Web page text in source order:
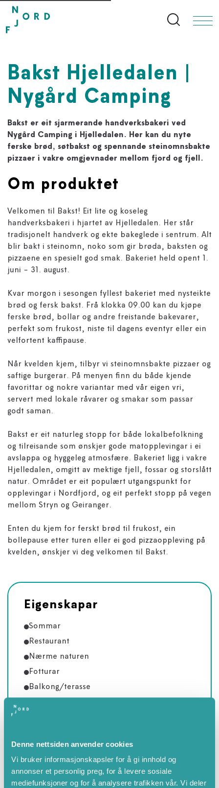
Denne nettsiden anvender cookies
Vi bruker informasjonskapsler for å gi innhold og
annonser et personlig preg, for å levere sosiale
mediefunksjoner og for å analysere trafikken vår. Vi deler
Search
Bakst Hjelledalen |
Nygård Camping
Bakst er eit sjarmerande handverksbakeri ved
Nygård Camping i Hjelledalen. Her kan du nyte
ferske brød, søtbakst og spennande steinomnsbakte
pizzaer i vakre omgjevnader mellom fjord og fjell.
Om produktet
Velkomen til Bakst! Eit lite og koseleg
handverksbakeri i hjartet av Hjelledalen. Her står
tradisjonelt handverk og ekte bakeglede i sentrum. Alt
blir bakt i steinomn, noko som gir brøda, baksten og
pizzaene en spesielt god smak. Bakeriet held opent 1.
juni - 31. august.
Kvar morgon i sesongen fyllest bakeriet med nysteikte
brød og fersk bakst. Frå klokka 09.00 kan du kjøpe
ferske brød, bollar og andre freistande bakevarer,
perfekt som frukost, niste til dagens eventyr eller ein
velfortent kaffipause.
Når kvelden kjem, tilbyr vi steinomnsbakte pizzaer og
saftige burgerar. På menyen finn du både kjende
favorittar og nokre variantar med vår eigen vri,
servert med lokale råvarer og smakar som passar
godt saman.
Bakst er eit naturleg stopp for både lokalbefolkning
og tilreisande som ønskjer gode matopplevingar i ei
avslappa og hyggeleg atmosfære. Bakeriet ligg i vakre
Hjelledalen, omgitt av mektige fjell, fossar og storslått
natur. Området er eit populært utgangspunkt for
opplevingar i Nordfjord, og eit perfekt stopp på vegen
mellom Stryn og Geiranger.
Enten du kjem for ferskt brød til frukost, ein
bollepause etter turen eller ei god pizzaoppleving på
kvelden, ønskjer vi deg velkomen til Bakst.
Eigenskapar
Sommar
Restaurant
Nærme naturen
Fotturar
Balkong/terasse
Nærme elv
Fjellutsikt